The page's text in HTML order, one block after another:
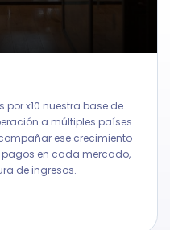
x10 nuestra base de
a múltiples países
ese crecimiento
en cada mercado,
de ingresos.